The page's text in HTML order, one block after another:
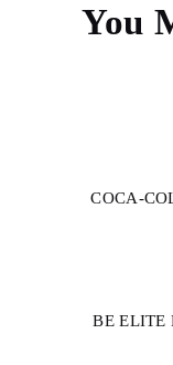
You
COCA-
BE ELITE